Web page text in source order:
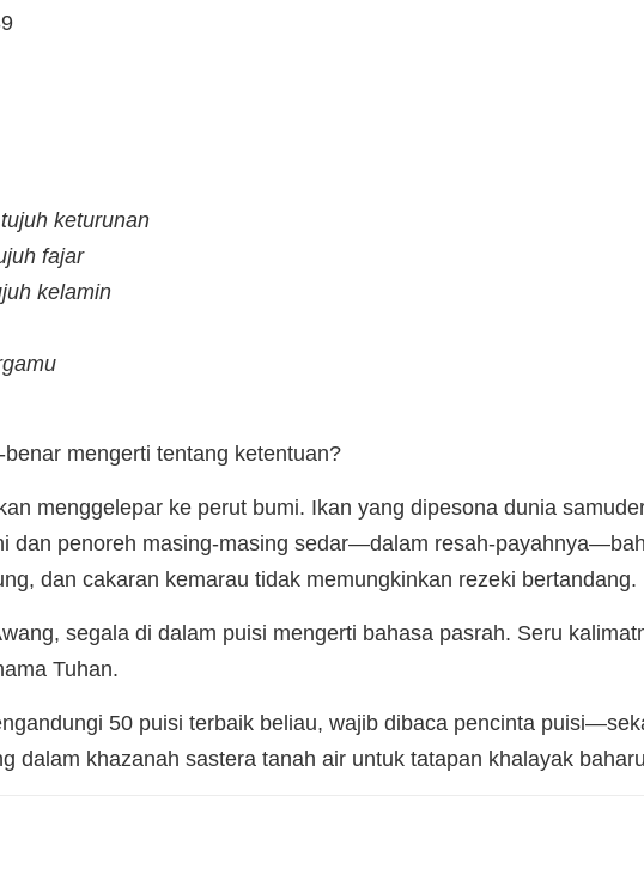
keturunan
fajar
kelamin
mengerti tentang ketentuan?
menggelepar ke perut bumi. Ikan yang dipesona dunia
dan penoreh masing-masing sedar—dalam resah-
dan cakaran kemarau tidak memungkinkan rezeki bertandang.
segala di dalam puisi mengerti bahasa pasrah. Seru
Tuhan.
50 puisi terbaik beliau, wajib dibaca pencinta
dalam khazanah sastera tanah air untuk tatapan khalayak